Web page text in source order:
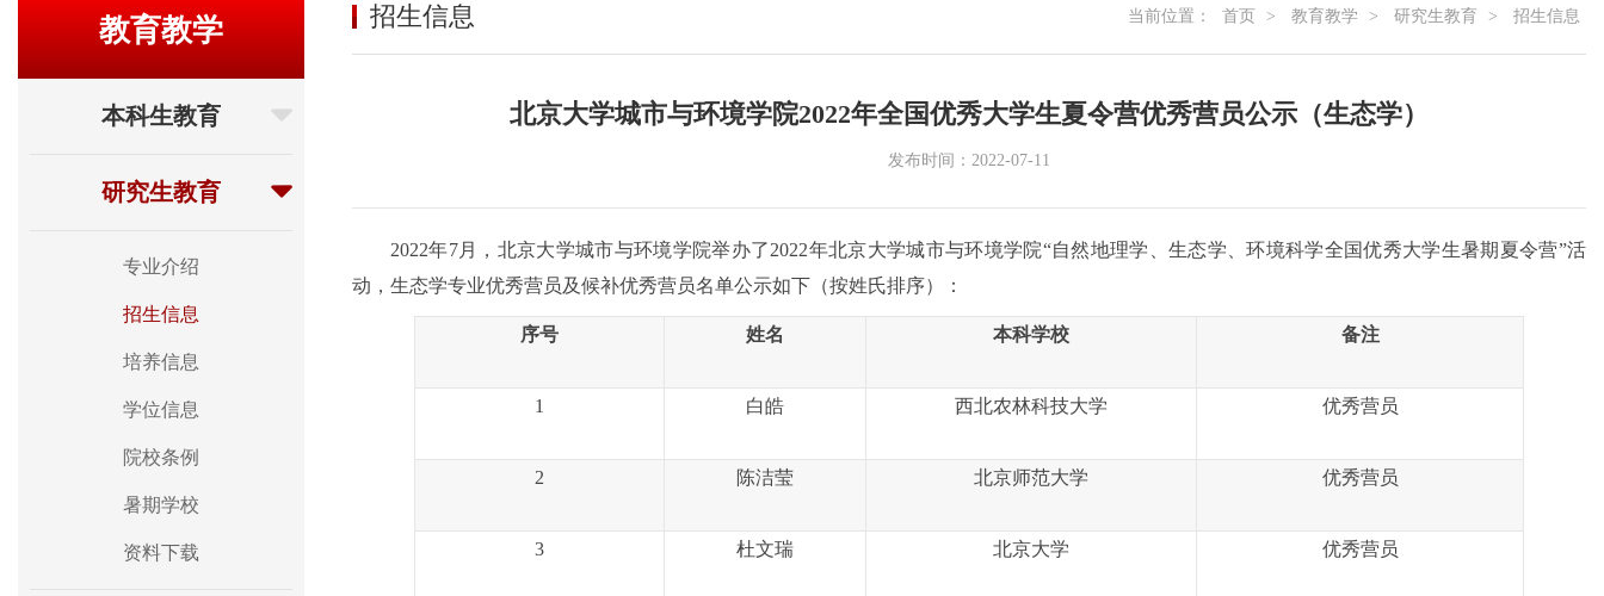
教育教学
本科生教育
研究生教育
专业介绍
招生信息
培养信息
学位信息
院校条例
暑期学校
资料下载
招生信息 当前位置： 首页 > 教育教学 > 研究生教育 > 招生信息
北京大学城市与环境学院2022年全国优秀大学生夏令营优秀营员公示（生态学）
发布时间：2022-07-11
2022年7月，北京大学城市与环境学院举办了2022年北京大学城市与环境学院“自然地理学、生态学、环境科学全国优秀大学生暑期夏令营”活
动， 生态学专业优秀营员及候补优秀营员名单公示如下（按姓氏排序） ：
序号 姓名 本科学校 备注
1 白皓 西北农林科技大学 优秀营员
2 陈洁莹 北京师范大学 优秀营员
3 杜文瑞 北京大学 优秀营员